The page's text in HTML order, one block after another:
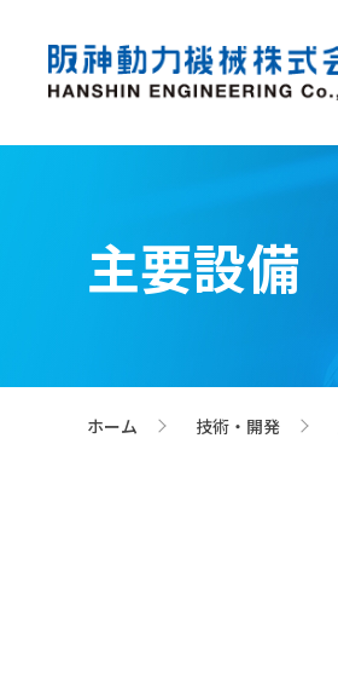
主要設備
ホーム 技術・開発